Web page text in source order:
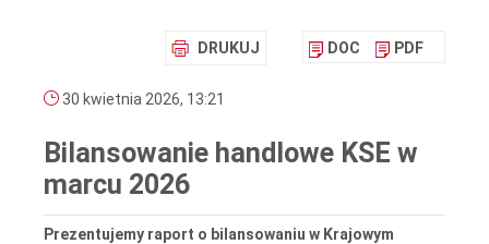
DRUKUJ DOC PDF
30 kwietnia 2026, 13:21
Bilansowanie handlowe KSE w
marcu 2026
Prezentujemy raport o bilansowaniu w Krajowym